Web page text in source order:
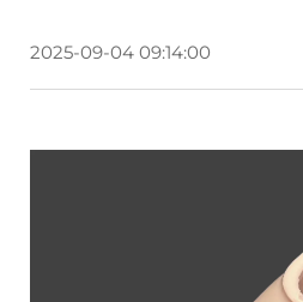
2025-09-04 09:14:00